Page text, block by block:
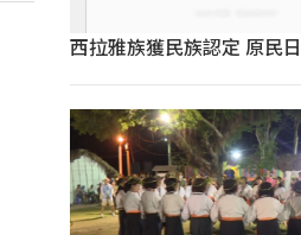
西拉雅族獲民族認定 原民